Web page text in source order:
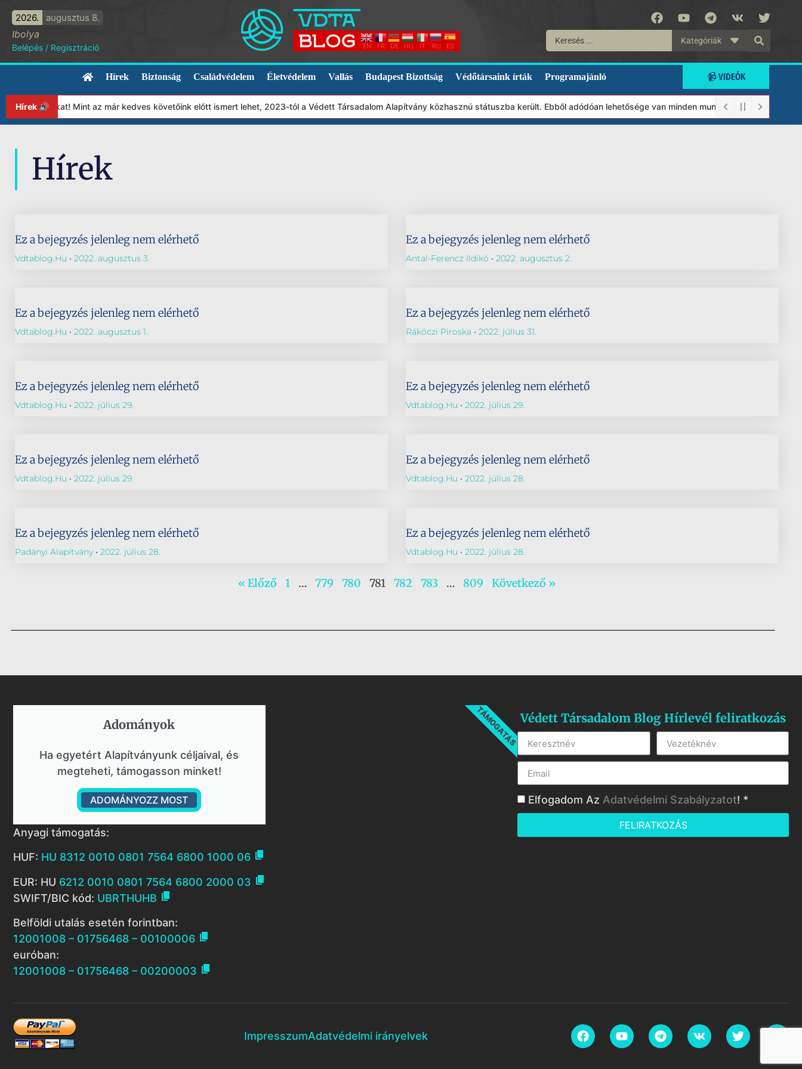
2026. augusztus 8.
Ibolya
Belépés / Regisztráció EN FR DE HU IT RU ES
Kategóriák
Hírek Biztonság Családvédelem Életvédelem Vallás Budapest Bizottság Védőtársaink írták Programajánló 📹 VIDEÓK
Hírek 🔊 Mint az már kedves követőink előtt ismert lehet, 2023-tól a Védett Társadalom Alapítvány közhasznú státuszba került. Ebből adódóan lehetősége van minden munkánkat segíteni
Hírek
Ez a bejegyzés jelenleg nem elérhető
Vdtablog.hu 2022. augusztus 3.
Ez a bejegyzés jelenleg nem elérhető
Antal-Ferencz Ildikó 2022. augusztus 2.
Ez a bejegyzés jelenleg nem elérhető
Vdtablog.hu 2022. augusztus 1.
Ez a bejegyzés jelenleg nem elérhető
Rákóczi Piroska 2022. július 31.
Ez a bejegyzés jelenleg nem elérhető
Vdtablog.hu 2022. július 29.
Ez a bejegyzés jelenleg nem elérhető
Vdtablog.hu 2022. július 29.
Ez a bejegyzés jelenleg nem elérhető
Vdtablog.hu 2022. július 29.
Ez a bejegyzés jelenleg nem elérhető
Vdtablog.hu 2022. július 28.
Ez a bejegyzés jelenleg nem elérhető
Padányi Alapítvány 2022. július 28.
Ez a bejegyzés jelenleg nem elérhető
Vdtablog.hu 2022. július 28.
« Előző 1 … 779 780 781 782 783 … 809 Következő »
Adományok​
Ha egyetért Alapítványunk céljaival, és
megteheti, támogasson minket!
ADOMÁNYOZZ MOST
TÁMOGATÁS
Anyagi támogatás:
HUF: HU 8312 0010 0801 7564 6800 1000 06 
EUR: HU 6212 0010 0801 7564 6800 2000 03 
SWIFT/BIC kód: UBRTHUHB 
Belföldi utalás esetén forintban:
12001008 – 01756468 – 00100006 
euróban:
12001008 – 01756468 – 00200003 
Védett Társadalom Blog Hírlevél feliratkozás
Elfogadom Az Adatvédelmi Szabályzatot! *
FELIRATKOZÁS
ImpresszumAdatvédelmi irányelvek